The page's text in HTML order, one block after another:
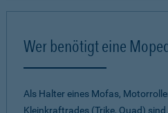
Wer benötigt eine
Als Halter eines Mofas,
Kleinkraftrades (Trike, Quad)